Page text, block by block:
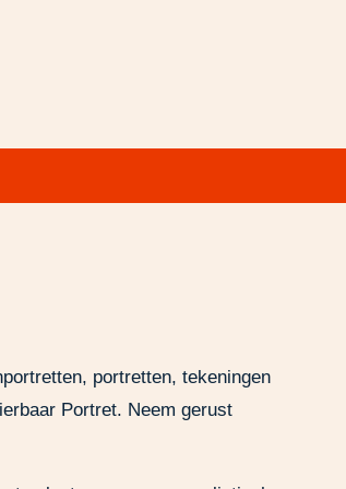
portretten, tekeningen
Portret. Neem gerust